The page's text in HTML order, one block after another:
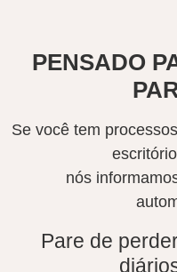
PENSADO
Se você tem
nós
Pare de